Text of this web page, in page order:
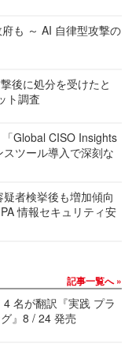
も ～ AI 自律型攻撃の
後に処分を受けたと
ト調査
Global CISO Insights
ツール導入で深刻な
疑者検挙後も増加傾向
情報セキュリティ安
記事一覧へ
名が翻訳『実践 プラ
』8 / 24 発売